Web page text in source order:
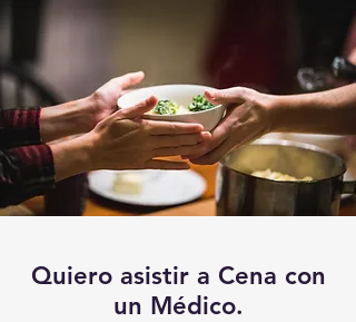
Quiero asistir a Cena con
un Médico.